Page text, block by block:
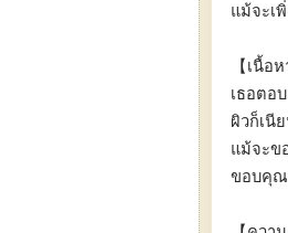
แม้จะเ
【เนื้อ
เธอตอ
ผิวก็เนี
แม้จะข
ขอบคุณ